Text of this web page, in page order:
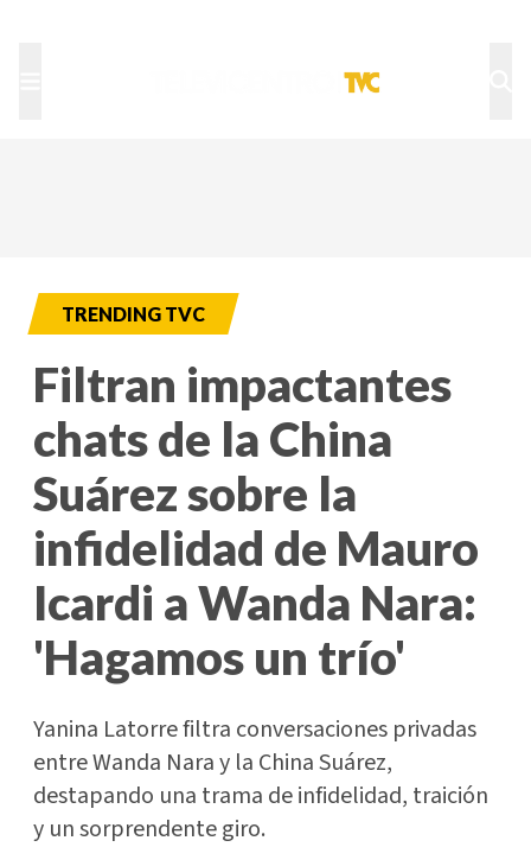
TRENDING TVC
Filtran impactantes
chats de la China
Suárez sobre la
infidelidad de Mauro
Icardi a Wanda Nara:
'Hagamos un trío'
Yanina Latorre filtra conversaciones privadas
entre Wanda Nara y la China Suárez,
destapando una trama de infidelidad, traición
y un sorprendente giro.